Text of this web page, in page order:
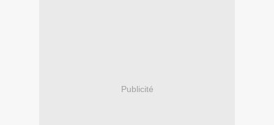
Publicité